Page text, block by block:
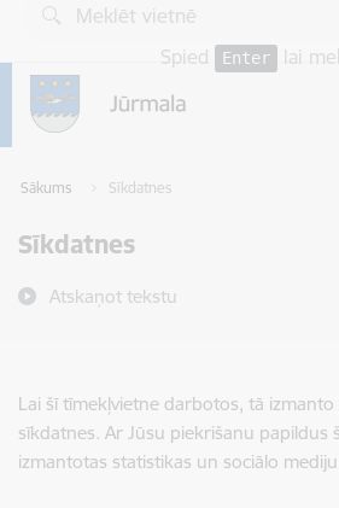
Pāriet uz lapas saturu
Spied
Enter lai
Sākums Sīkdatnes
Sīkdatnes
Atskaņot tekstu
Lai šī tīmekļvietne darbotos, tā
sīkdatnes. Ar Jūsu piekrišanu papildus
izmantotas statistikas un sociālo